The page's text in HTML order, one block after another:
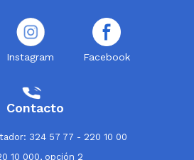
Instagram Facebook
Contacto
324 57 77 - 220 10 00
10 000, opción 2